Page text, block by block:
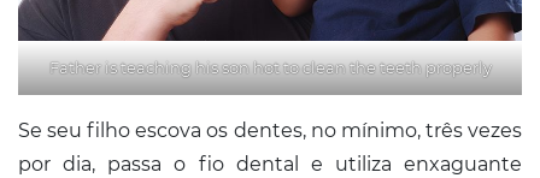
Father is teaching his son hot to clean the teeth properly
Se seu filho escova os dentes, no mínimo, três vezes
por dia, passa o fio dental e utiliza enxaguante